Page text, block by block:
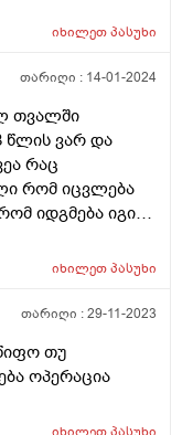
იხილეთპასუხი
თარიღი : 14-01-2024
თვალში
წლის ვარ და
რაც
რომ იცვლება
იდგმება იგივე
იხილეთპასუხი
თარიღი :29-11-2023
თუ
ოპერაცია